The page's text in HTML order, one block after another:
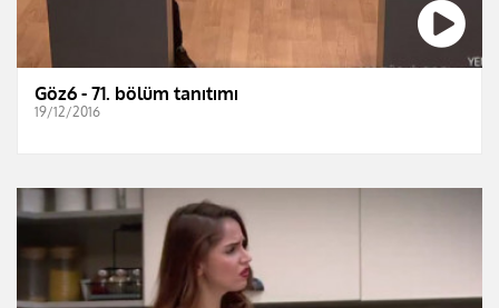
Göz6 - 71. bölüm tanıtımı
19/12/2016